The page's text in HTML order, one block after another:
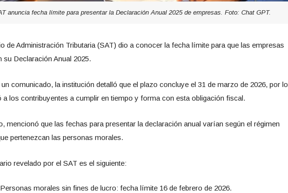
anuncia fecha límite para presentar la Declaración Anual 2025 de empresas. Foto: Chat GPT.
de Administración Tributaria (SAT) dio a conocer la fecha límite para que las empresas
su Declaración Anual 2025.
un comunicado, la institución detalló que el plazo concluye el 31 de marzo de 2026, por lo
a los contribuyentes a cumplir en tiempo y forma con esta obligación fiscal.
mencionó que las fechas para presentar la declaración anual varían según el régimen
pertenezcan las personas morales.
revelado por el SAT es el siguiente:
Personas morales sin fines de lucro: fecha límite 16 de febrero de 2026.